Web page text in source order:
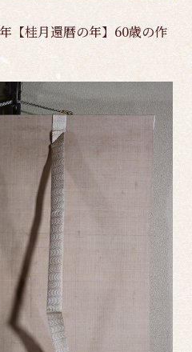
【桂月還暦の年】60歳の作